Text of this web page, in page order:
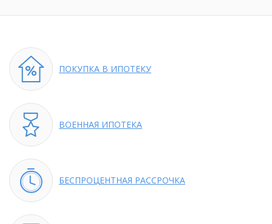
ПОКУПКА В ИПОТЕКУ
ВОЕННАЯ ИПОТЕКА
БЕСПРОЦЕНТНАЯ РАССРОЧКА